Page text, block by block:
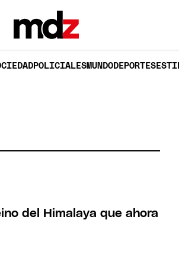
POLICIALESMUNDODEPORTES
del Himalaya que ahora